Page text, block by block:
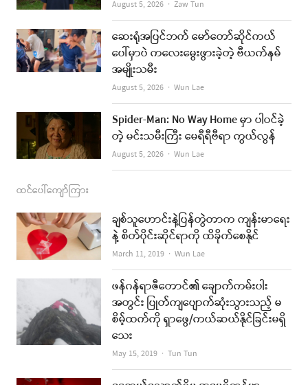
o
o
k
g
r
a
m
b
August 5, 2026 Author
Zaw Tun
ဆေးရုံအပြင်ဘက် မော်တော်ဆိုင်ကယ်
ပေါ်မှာပဲ ကလေးမွေးဖွားခဲ့တဲ့ ဗီယက်နမ်
အမျိုးသမီး
August 5, 2026 Author
Wun Lae
Spider-Man: No Way Home မှာ ပါဝင်ခဲ့
တဲ့ မင်းသမီးကြီး မေရီရီဗီရာ ကွယ်လွန်
August 5, 2026 Author
Wun Lae
ထင်ပေါ်ကျော်ကြား
ချစ်သူဟောင်းနဲ့ပြန်တွဲတာက ကျန်းမာရေး
နဲ့ စိတ်ပိုင်းဆိုင်ရာကို ထိခိုက်စေနိုင်
March 11, 2019 Author
Wun Lae
ဖန်ဂန်ရာဇီတောင်၏ ချောက်ကမ်းပါး
အတွင်း ပြုတ်ကျပျောက်ဆုံးသွားသည့် မ
စိမ့်ထက်ကို ရှာဖွေ/ကယ်ဆယ်နိုင်ခြင်းမရှိ
သေး
May 15, 2019 Author
Tun Tun